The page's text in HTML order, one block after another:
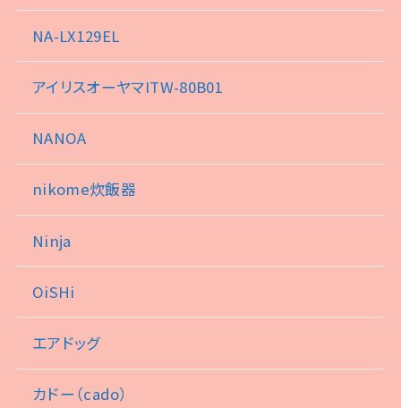
NA-LX129EL
アイリスオーヤマITW-80B01
NANOA
nikome炊飯器
Ninja
OiSHi
エアドッグ
カドー（cado）